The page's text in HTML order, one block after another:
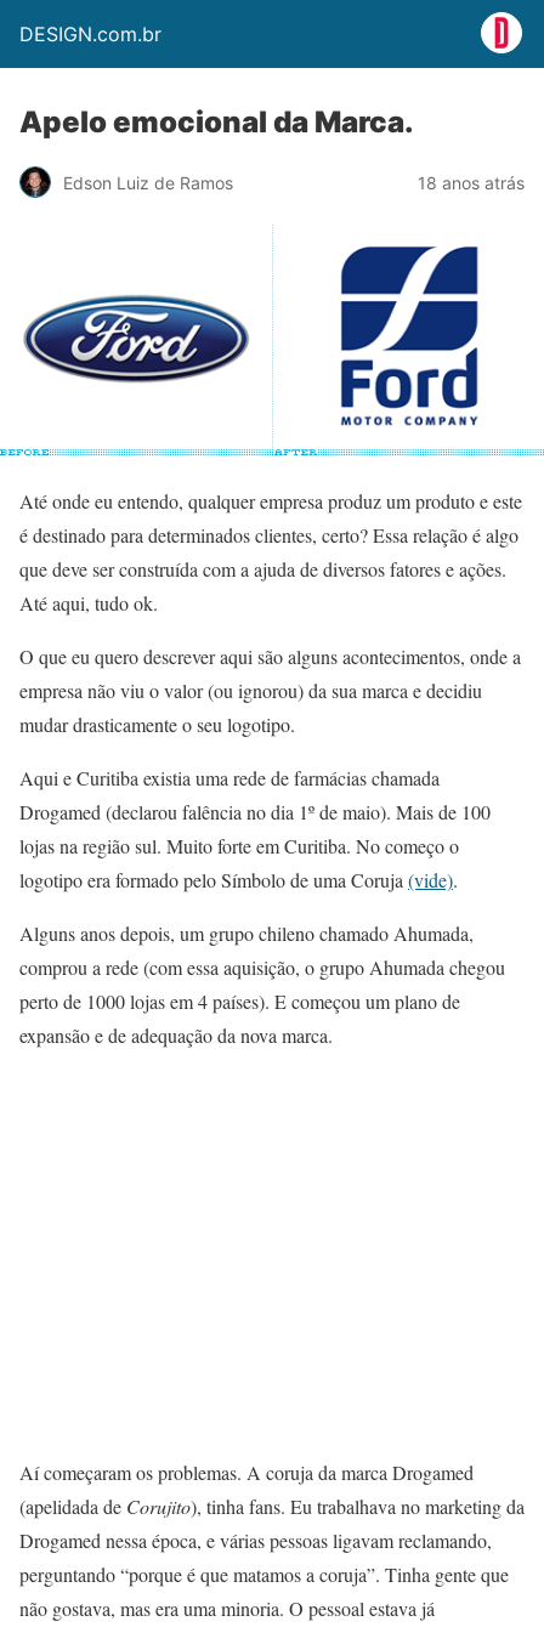
DESIGN.com.br
Apelo emocional da Marca.
Edson Luiz de Ramos 18 anos atrás
Até onde eu entendo, qualquer empresa produz um produto e este
é destinado para determinados clientes, certo? Essa relação é algo
que deve ser construída com a ajuda de diversos fatores e ações.
Até aqui, tudo ok.
O que eu quero descrever aqui são alguns acontecimentos, onde a
empresa não viu o valor (ou ignorou) da sua marca e decidiu
mudar drasticamente o seu logotipo.
Aqui e Curitiba existia uma rede de farmácias chamada
Drogamed (declarou falência no dia 1º de maio). Mais de 100
lojas na região sul. Muito forte em Curitiba. No começo o
logotipo era formado pelo Símbolo de uma Coruja (vide).
Alguns anos depois, um grupo chileno chamado Ahumada,
comprou a rede (com essa aquisição, o grupo Ahumada chegou
perto de 1000 lojas em 4 países). E começou um plano de
expansão e de adequação da nova marca.
Aí começaram os problemas. A coruja da marca Drogamed
(apelidada de Corujito), tinha fans. Eu trabalhava no marketing da
Drogamed nessa época, e várias pessoas ligavam reclamando,
perguntando “porque é que matamos a coruja”. Tinha gente que
não gostava, mas era uma minoria. O pessoal estava já